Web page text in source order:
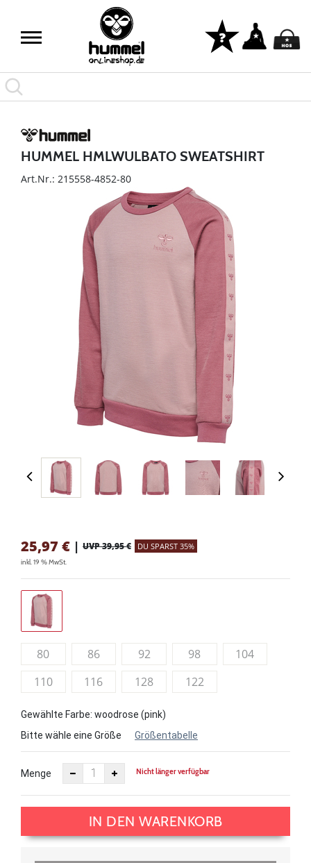
HUMMEL HMLWULBATO SWEATSHIRT
Art.Nr.: 215558-4852-80
25,97 € | UVP 39,95 € DU SPARST 35%
inkl. 19 % MwSt.
80 86 92 98
104
110
116 128 122
Gewählte Farbe: woodrose (pink)
Bitte wähle eine Größe
Größentabelle
Menge Nicht länger verfügbar
IN DEN WARENKORB